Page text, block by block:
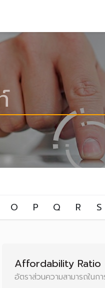
O P Q R S
Affordability Ratio
อัตราส่วนความสามารถในกา